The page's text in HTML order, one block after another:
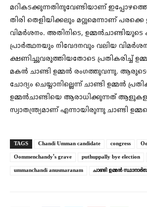
മറികടക്കുന്നതിനുവേണ്ടിയാണ്
തിരി തെളിയിക്കലും മറ്റുമെന്നാണ് പരക്കെ
വിമർശനം. അതിനിടെ, ഉമ്മൻചാണ്ടിയുടെ
പ്രാർത്ഥനയും നിവേദനവും വലിയ
ക്ഷണിച്ചുവരുത്തിയതോടെ പ്രതികരിച്ച്
മകൻ ചാണ്ടി ഉമ്മൻ രംഗത്തുവന്നു.
ചോദ്യം ചെയ്യാനില്ലെന്ന് ചാണ്ടി ഉമ്മന്‍
ഉമ്മന്‍ചാണ്ടിയെ ആരാധിക്കുന്നത്
സ്വാതന്ത്ര്യമാണ് എന്നായിരുന്നു ചാണ്ടി
TAGS Chandi Umman candidate congress
Oommenchandy's grave
puthuppally bye election
ummanchandi anusmaranam
ചാണ്ടി ഉമ്മൻ